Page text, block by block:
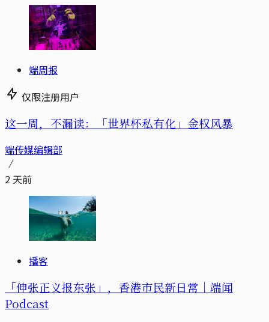
端周报
仅限注册用户
这一周，不漏读：「世界杯私有化」金权风暴
端传媒编辑部
2 天前
播客
「伸张正义报东张」，香港市民新日常｜端闻
Podcast